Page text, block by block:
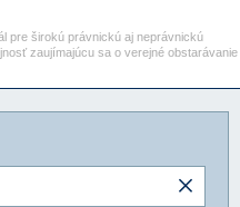
pre širokú právnickú aj neprávnickú
zaujímajúcu sa o verejné obstarávanie